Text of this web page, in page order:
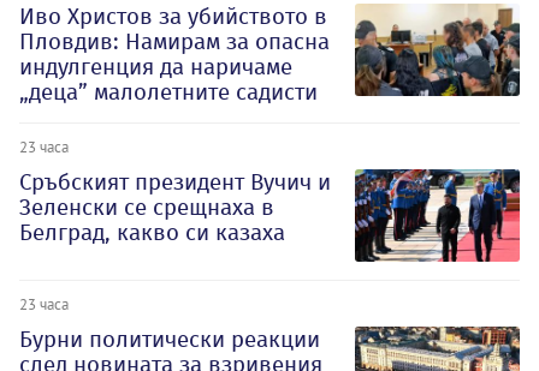
Иво Христов за убийството в
Пловдив: Намирам за опасна
индулгенция да наричаме
„деца” малолетните садисти
23 часа
Сръбският президент Вучич и
Зеленски се срещнаха в
Белград, какво си казаха
23 часа
Бурни политически реакции
след новината за взривения